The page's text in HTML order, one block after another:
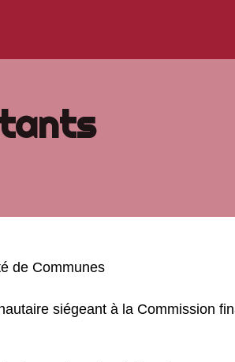
de Communes
siégeant à la Commission